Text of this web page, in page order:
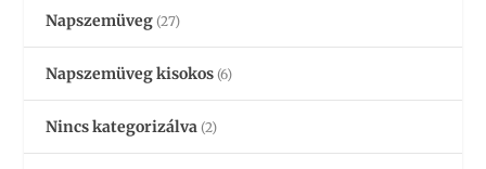
Napszemüveg (27)
Napszemüveg kisokos (6)
Nincs kategorizálva (2)